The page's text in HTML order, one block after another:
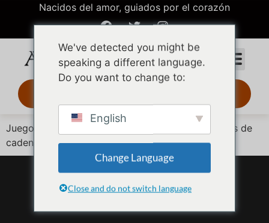
Nacidos del amor, guiados por el corazón
Juego de eslabones de oro apilados con tres tipos de
cadena
We've detected you might be
speaking a different language.
Do you want to change to:
English
Change Language
Close and do not switch language